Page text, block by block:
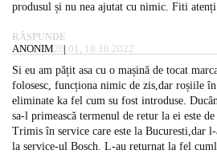
produsul și nu nea ajutat cu nimic. Fiti
RĂSPUNDE
ANONIM20:01, 18.10.2022
Si eu am pățit asa cu o mașină de tocat
folosesc, funcționa nimic de zis,dar roșiile
eliminate ka fel cum su fost introduse.
sa-l primească termenul de retur la ei este
Trimis în service care este la Bucuresti,dar
la service-ul Bosch. L-au returnat la fel